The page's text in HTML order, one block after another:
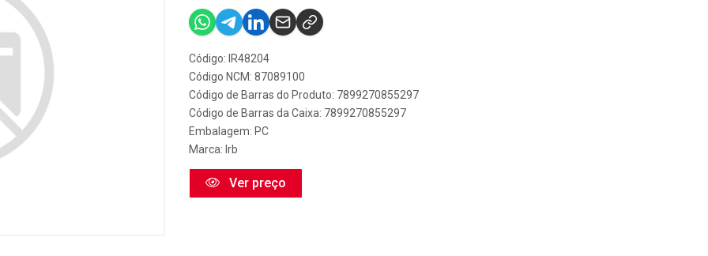
Código: IR48204
Código NCM: 87089100
Código de Barras do Produto: 7899270855297
Código de Barras da Caixa: 7899270855297
Embalagem: PC
Marca: Irb
Ver preço